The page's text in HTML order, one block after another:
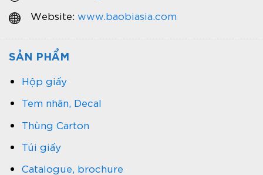
Website: www.baobiasia.com
SẢN PHẨM
Hộp giấy
Tem nhãn, Decal
Thùng Carton
Túi giấy
Catalogue, brochure